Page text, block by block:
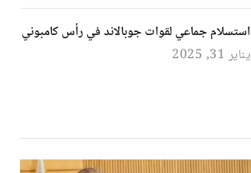
استسلام جماعي لقوات جوبالاند في رأس كامبوني
يناير 31, 2025